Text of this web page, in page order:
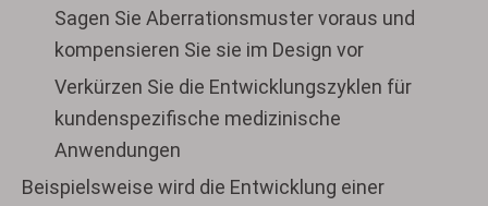
Sagen Sie Aberrationsmuster voraus und
kompensieren Sie sie im Design vor
Verkürzen Sie die Entwicklungszyklen für
kundenspezifische medizinische
Anwendungen
Beispielsweise wird die Entwicklung einer